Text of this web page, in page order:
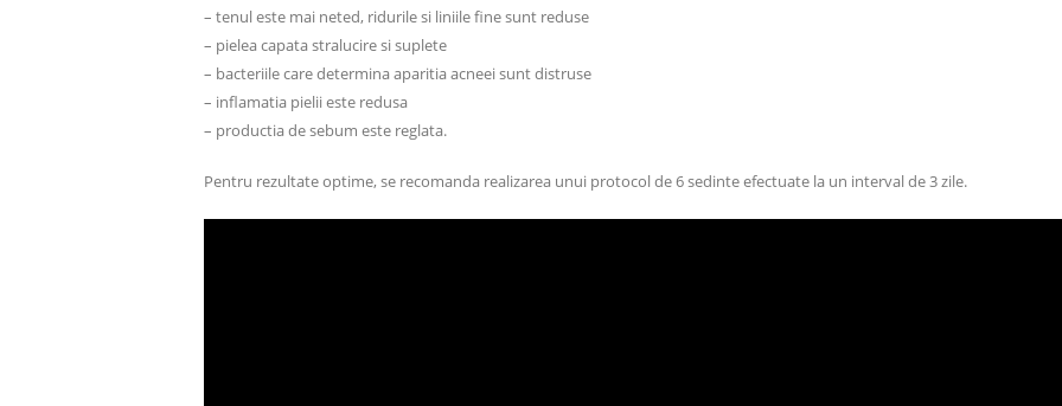
– tenul este mai neted, ridurile si liniile fine sunt reduse
– pielea capata stralucire si suplete
– bacteriile care determina aparitia acneei sunt distruse
– inflamatia pielii este redusa
– productia de sebum este reglata.
Pentru rezultate optime, se recomanda realizarea unui protocol de 6 sedinte efectuate la un interval de 3 zile.